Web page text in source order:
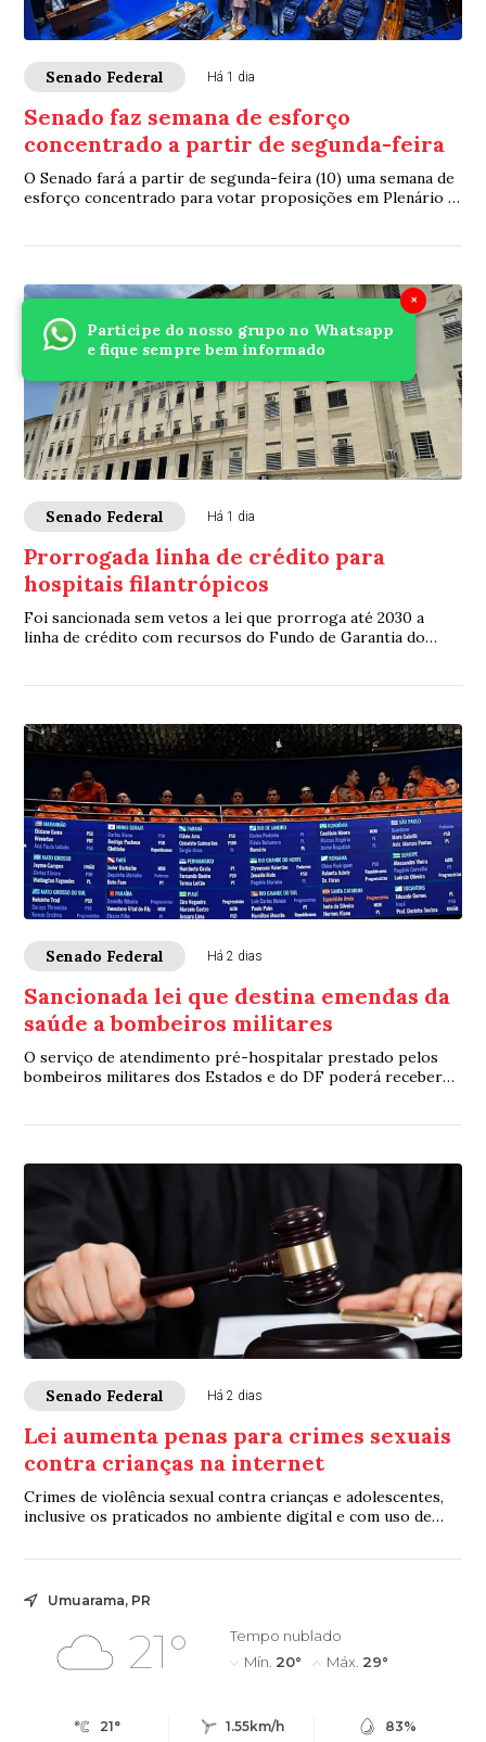
×
Participe do nosso grupo no Whatsapp
e fique sempre bem informado
Senado Federal Há 1 dia
Senado faz semana de esforço
concentrado a partir de segunda-feira
O Senado fará a partir de segunda-feira (10) uma semana de
esforço concentrado para votar proposições em Plenário e
Senado Federal Há 1 dia
Prorrogada linha de crédito para
hospitais filantrópicos
Foi sancionada sem vetos a lei que prorroga até 2030 a
linha de crédito com recursos do Fundo de Garantia do
Senado Federal Há 2 dias
Sancionada lei que destina emendas da
saúde a bombeiros militares
O serviço de atendimento pré-hospitalar prestado pelos
bombeiros militares dos Estados e do DF poderá receber
Senado Federal Há 2 dias
Lei aumenta penas para crimes sexuais
contra crianças na internet
Crimes de violência sexual contra crianças e adolescentes,
inclusive os praticados no ambiente digital e com uso de
Umuarama, PR
21°
Tempo nublado
Mín. 20° Máx. 29°
21° 1.55km/h 83%